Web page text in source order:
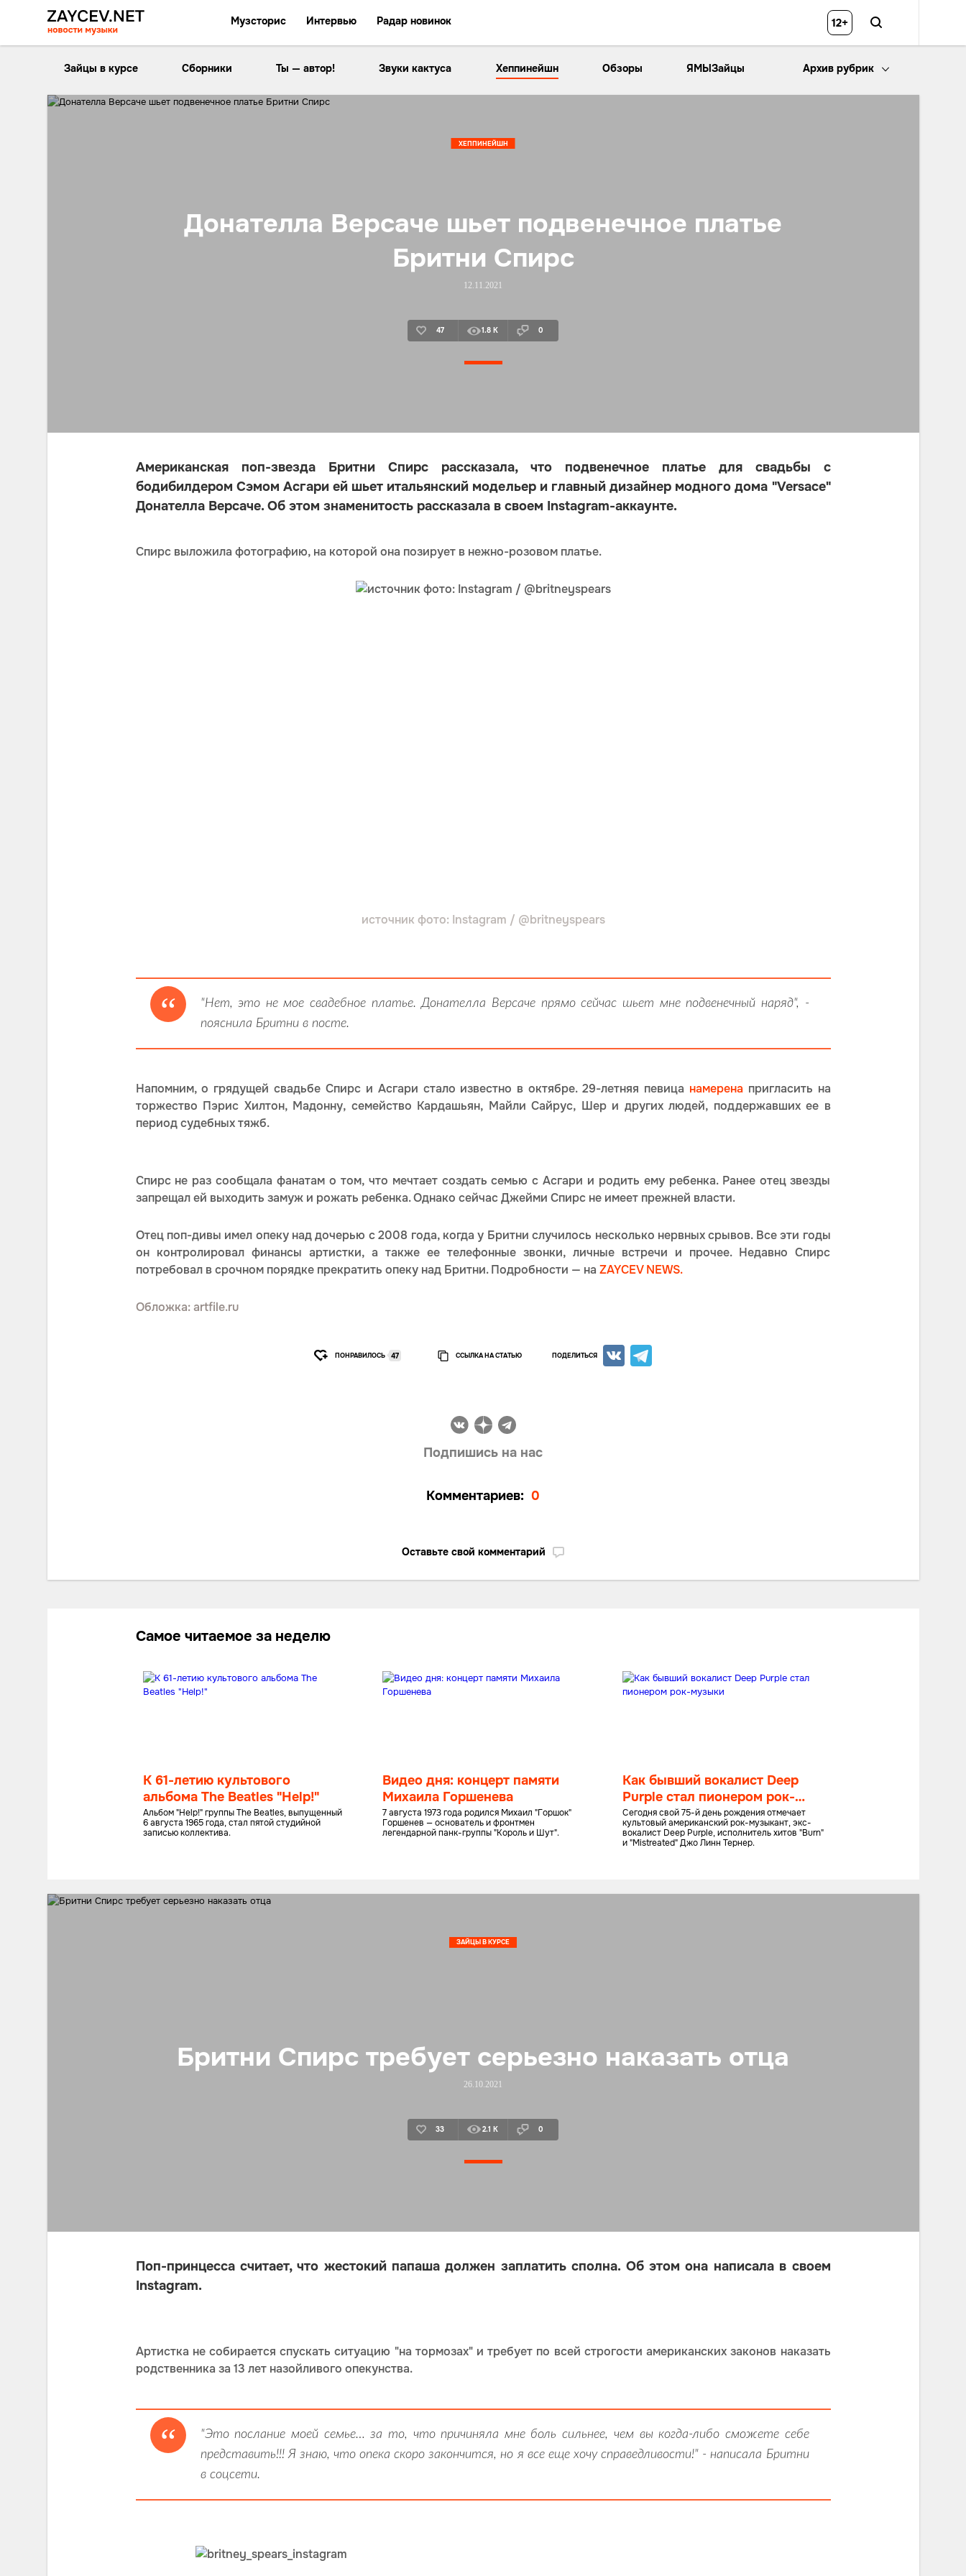
Музсторис Интервью Радар новинок 12+
Зайцы в курсе Сборники Ты — автор! Звуки кактуса Хеппинейшн Обзоры ЯМЫЗайцы Архив рубрик
Донателла Версаче шьет подвенечное платье
Бритни Спирс
12.11.2021
47 1.8 K 0
ХЕППИНЕЙШН
Американская поп-звезда Бритни Спирс рассказала, что подвенечное платье для свадьбы с
бодибилдером Сэмом Асгари ей шьет итальянский модельер и главный дизайнер модного дома "Versace"
Донателла Версаче. Об этом знаменитость рассказала в своем Instagram-аккаунте.
Спирс выложила фотографию, на которой она позирует в нежно-розовом платье.
источник фото: Instagram / @britneyspears
"Нет, это не мое свадебное платье. Донателла Версаче прямо сейчас шьет мне подвенечный наряд", -
пояснила Бритни в посте.
Напомним, о грядущей свадьбе Спирс и Асгари стало известно в октябре. 29-летняя певица намерена пригласить на
торжество Пэрис Хилтон, Мадонну, семейство Кардашьян, Майли Сайрус, Шер и других людей, поддержавших ее в
период судебных тяжб.
Спирс не раз сообщала фанатам о том, что мечтает создать семью с Асгари и родить ему ребенка. Ранее отец звезды
запрещал ей выходить замуж и рожать ребенка. Однако сейчас Джейми Спирс не имеет прежней власти.
Отец поп-дивы имел опеку над дочерью с 2008 года, когда у Бритни случилось несколько нервных срывов. Все эти годы
он контролировал финансы артистки, а также ее телефонные звонки, личные встречи и прочее. Недавно Спирс
потребовал в срочном порядке прекратить опеку над Бритни. Подробности — на ZAYCEV NEWS.
Обложка: artfile.ru
ПОНРАВИЛОСЬ 47 ССЫЛКА НА СТАТЬЮ ПОДЕЛИТЬСЯ
Подпишись на нас
Комментариев: 0
Оставьте свой комментарий
Самое читаемое за неделю
К 61-летию культового
альбома The Beatles "Help!"
Альбом "Help!" группы The Beatles, выпущенный
6 августа 1965 года, стал пятой студийной
записью коллектива.
Видео дня: концерт памяти
Михаила Горшенева
7 августа 1973 года родился Михаил "Горшок"
Горшенев — основатель и фронтмен
легендарной панк-группы "Король и Шут".
Как бывший вокалист Deep
Purple стал пионером рок-
музыки
Сегодня свой 75-й день рождения отмечает
культовый американский рок-музыкант, экс-
вокалист Deep Purple, исполнитель хитов "Burn"
и "Mistreated" Джо Линн Тернер.
Бритни Спирс требует серьезно наказать отца
26.10.2021
33 2.1 K 0
ЗАЙЦЫ В КУРСЕ
Поп-принцесса считает, что жестокий папаша должен заплатить сполна. Об этом она написала в своем
Instagram.
Артистка не собирается спускать ситуацию "на тормозах" и требует по всей строгости американских законов наказать
родственника за 13 лет назойливого опекунства.
"Это послание моей семье… за то, что причиняла мне боль сильнее, чем вы когда-либо сможете себе
представить!!! Я знаю, что опека скоро закончится, но я все еще хочу справедливости!" - написала Бритни
в соцсети.